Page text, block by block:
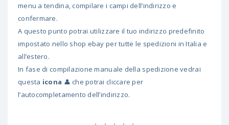
menu a tendina, compilare i campi dell’indirizzo e
confermare.
A questo punto potrai utilizzare il tuo indirizzo predefinito
impostato nello shop ebay per tutte le spedizioni in Italia e
all’estero.
In fase di compilazione manuale della spedizione vedrai
questa icona 👤 che potrai cliccare per
l’autocompletamento dell’indirizzo.